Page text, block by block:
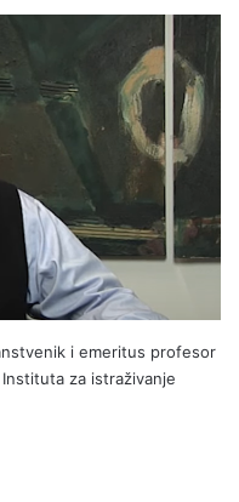
i emeritus profesor
za istraživanje